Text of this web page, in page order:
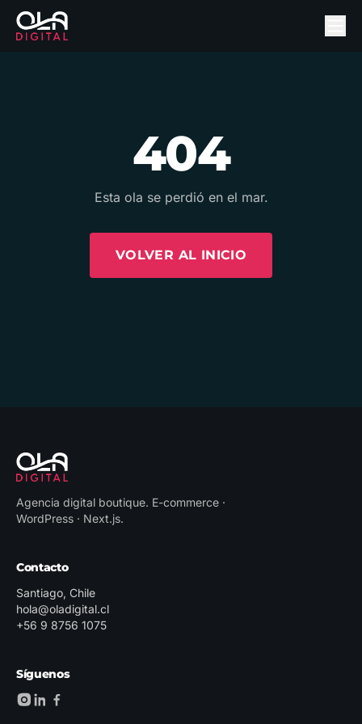
404
Esta ola se perdió en el mar.
VOLVER AL INICIO
Agencia digital boutique. E-commerce ·
WordPress · Next.js.
Contacto
Santiago, Chile
hola@oladigital.cl
+56 9 8756 1075
Síguenos